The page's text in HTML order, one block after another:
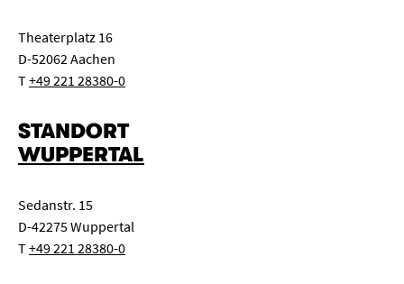
Theaterplatz 16
D-52062 Aachen
T+49 221 28380-0
STANDORT
WUPPERTAL
Sedanstr. 15
D-42275 Wuppertal
T+49 221 28380-0